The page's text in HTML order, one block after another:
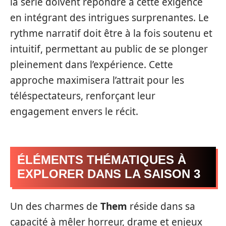
en intégrant des intrigues surprenantes. Le
rythme narratif doit être à la fois soutenu et
intuitif, permettant au public de se plonger
pleinement dans l’expérience. Cette
approche maximisera l’attrait pour les
téléspectateurs, renforçant leur
engagement envers le récit.
ÉLÉMENTS THÉMATIQUES À
EXPLORER DANS LA SAISON 3
Un des charmes de Them réside dans sa
capacité à mêler horreur, drame et enjeux